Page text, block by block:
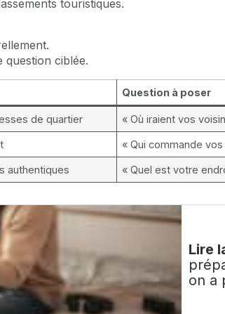
touristiques.
ciblée.
Question à poser
de quartier « Où iraient vos
« Qui commande
authentiques « Quel est votre
Lire
on a